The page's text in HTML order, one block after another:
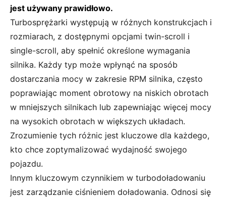
jest używany prawidłowo.
Turbosprężarki występują w różnych konstrukcjach i
rozmiarach, z dostępnymi opcjami twin-scroll i
single-scroll, aby spełnić określone wymagania
silnika. Każdy typ może wpłynąć na sposób
dostarczania mocy w zakresie RPM silnika, często
poprawiając moment obrotowy na niskich obrotach
w mniejszych silnikach lub zapewniając więcej mocy
na wysokich obrotach w większych układach.
Zrozumienie tych różnic jest kluczowe dla każdego,
kto chce zoptymalizować wydajność swojego
pojazdu.
Innym kluczowym czynnikiem w turbodoładowaniu
jest zarządzanie ciśnieniem doładowania. Odnosi się